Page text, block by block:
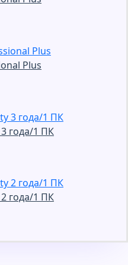
Plus
года/1 ПК
года/1 ПК